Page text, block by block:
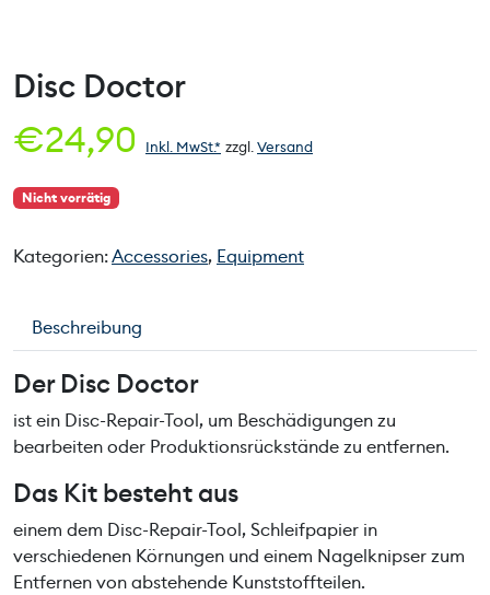
Disc Doctor
€24,90 Inkl. MwSt.* zzgl.Versand
Nicht vorrätig
Kategorien:Accessories, Equipment
Beschreibung
Der Disc Doctor
ist ein Disc-Repair-Tool, um Beschädigungen zu
bearbeiten oder Produktionsrückstände zu entfernen.
Das Kit besteht aus
einem dem Disc-Repair-Tool, Schleifpapier in
verschiedenen Körnungen und einem Nagelknipser zum
Entfernen von abstehende Kunststoffteilen.